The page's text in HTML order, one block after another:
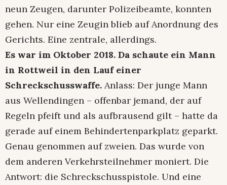
neun Zeugen, darunter Polizeibeamte, konnten
gehen. Nur eine Zeugin blieb auf Anordnung des
Gerichts. Eine zentrale, allerdings.
Es war im Oktober 2018. Da schaute ein Mann
in Rottweil in den Lauf einer
Schreckschusswaffe. Anlass: Der junge Mann
aus Wellendingen – offenbar jemand, der auf
Regeln pfeift und als aufbrausend gilt – hatte da
gerade auf einem Behindertenparkplatz geparkt.
Genau genommen auf zweien. Das wurde von
dem anderen Verkehrsteilnehmer moniert. Die
Antwort: die Schreckschusspistole. Und eine